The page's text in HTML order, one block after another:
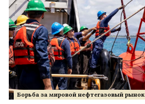
Борьба за мировой нефтегазовый рынок